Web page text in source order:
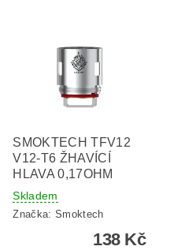
SMOKTECH TFV12
V12-T6 ŽHAVÍCÍ
HLAVA 0,17OHM
Skladem
Značka: Smoktech
138 Kč